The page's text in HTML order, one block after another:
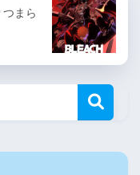
まら